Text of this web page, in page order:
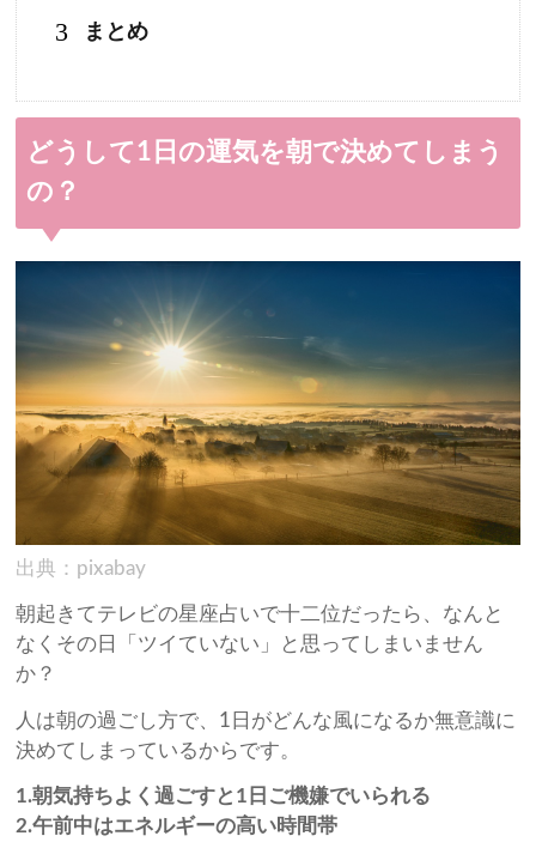
3 まとめ
どうして1日の運気を朝で決めてしまう
の？
出典：pixabay
朝起きてテレビの星座占いで十二位だったら、なんと
なくその日「ツイていない」と思ってしまいません
か？
人は朝の過ごし方で、1日がどんな風になるか無意識に
決めてしまっているからです。
1.朝気持ちよく過ごすと1日ご機嫌でいられる
2.午前中はエネルギーの高い時間帯